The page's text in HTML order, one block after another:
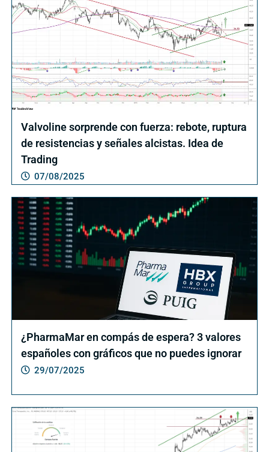
Valvoline sorprende con fuerza: rebote, ruptura
de resistencias y señales alcistas. Idea de
Trading
07/08/2025
¿PharmaMar en compás de espera? 3 valores
españoles con gráficos que no puedes ignorar
29/07/2025